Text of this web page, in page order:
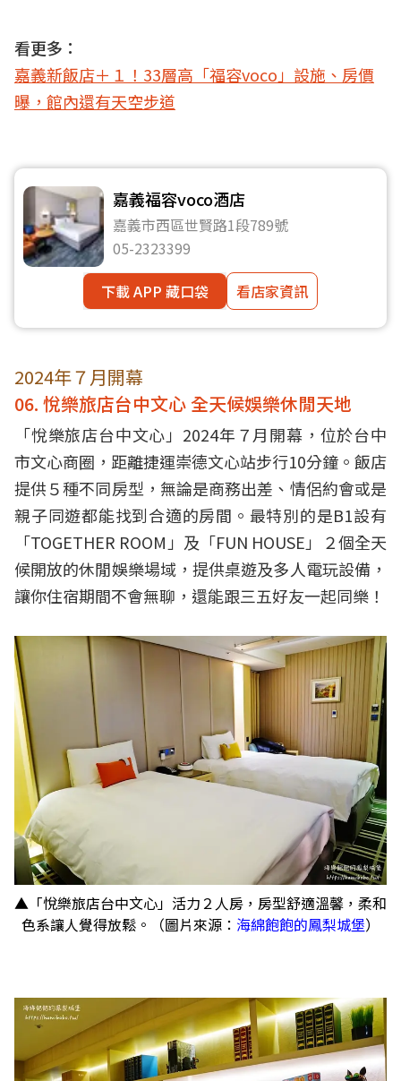
看更多：
嘉義新飯店＋１！33層高「福容voco」設施、房價
曝，館內還有天空步道
嘉義福容voco酒店
嘉義市西區世賢路1段789號
05-2323399
下載 APP 藏口袋
看店家資訊
2024年７月開幕
06. 悅樂旅店台中文心 全天候娛樂休閒天地
「悅樂旅店台中文心」2024年７月開幕，位於台中
市文心商圈，距離捷運崇德文心站步行10分鐘。飯店
提供５種不同房型，無論是商務出差、情侶約會或是
親子同遊都能找到合適的房間。最特別的是B1設有
「TOGETHER ROOM」及「FUN HOUSE」２個全天
候開放的休閒娛樂場域，提供桌遊及多人電玩設備，
讓你住宿期間不會無聊，還能跟三五好友一起同樂！
▲「悅樂旅店台中文心」活力２人房，房型舒適溫馨，柔和
色系讓人覺得放鬆。（圖片來源： 海綿飽飽的鳳梨城堡）